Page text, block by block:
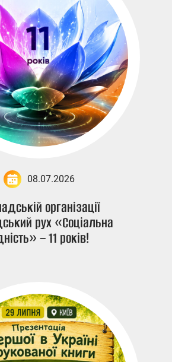
08.07.2026
організації
рух «Соціальна
– 11 років!